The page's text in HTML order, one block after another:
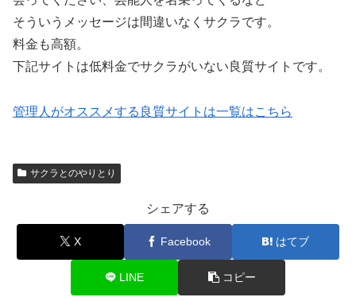
そういうメッセージは間違いなくサクラです。
料金も高額。
下記サイトは低料金でサクラがいない良質サイトです。
管理人がオススメする良質サイトは一覧はこちら
サクラとのやりとり
シェアする
X Facebook はてブ
LINE コピー